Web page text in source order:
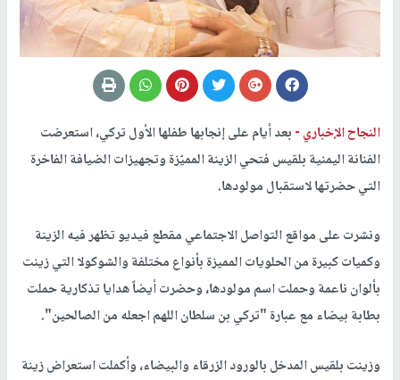
النجاح الإخباري -بعد أيام على إنجابها طفلها الأول تركي، استعرضت
الفنانة اليمنية بلقيس فتحي الزينة المميّزة وتجهيزات الضيافة الفاخرة
التي حضرتها لاستقبال مولودها.
ونشرت على مواقع التواصل الاجتماعي مقطع فيديو تظهر فيه الزينة
وكميات كبيرة من الحلويات المميزة بأنواع مختلفة والشوكولا التي زينت
بألوان ناعمة وحملت اسم مولودها، وحضرت أيضاً هدايا تذكارية حملت
بطابة بيضاء مع عبارة "تركي بن سلطان اللهم اجعله من الصالحين".
وزينت بلقيس المدخل بالورود الزرقاء والبيضاء، وأكملت استعراض زينة